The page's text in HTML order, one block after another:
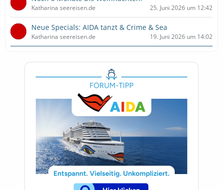
Katharina seereisen.de 25. Juni 2026 um 12:42
Neue Specials: AIDA tanzt & Crime & Sea
Katharina seereisen.de 19. Juni 2026 um 14:02